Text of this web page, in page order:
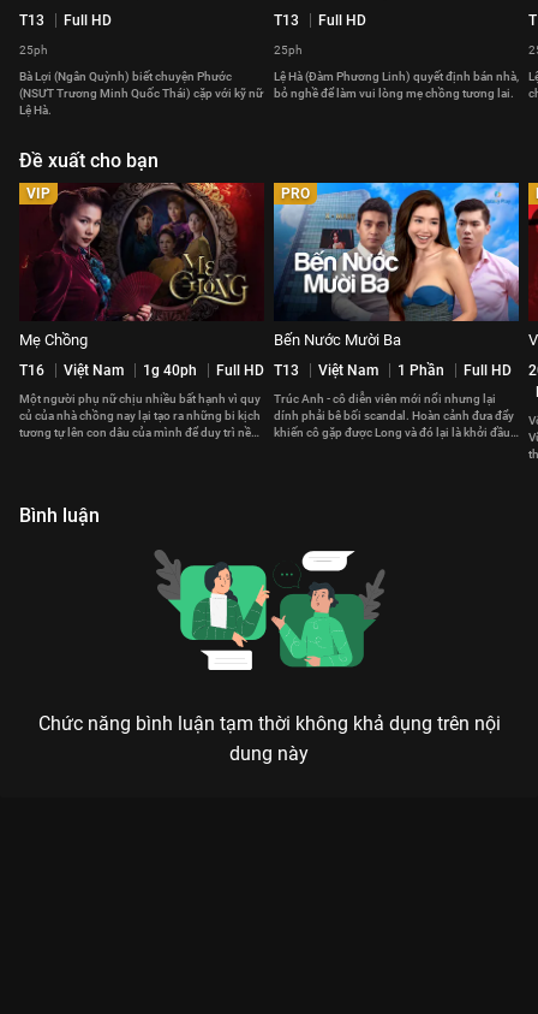
T13 Full HD
25ph
Bà Lợi (Ngân Quỳnh) biết chuyện Phước
(NSƯT Trương Minh Quốc Thái) cặp với kỹ nữ
Lệ Hà.
T13 Full HD
25ph
Lệ Hà (Đàm Phương Linh) quyết định bán nhà,
bỏ nghề để làm vui lòng mẹ chồng tương lai.
Đề xuất cho bạn
VIP
Mẹ Chồng
T16 Việt Nam 1g 40ph Full HD
Một người phụ nữ chịu nhiều bất hạnh vì quy
củ của nhà chồng nay lại tạo ra những bi kịch
tương tự lên con dâu của mình để duy trì nền
PRO
Bến Nước Mười Ba
T13 Việt Nam 1 Phần Full HD
Trúc Anh - cô diễn viên mới nổi nhưng lại
dính phải bê bối scandal. Hoàn cảnh đưa đẩy
khiến cô gặp được Long và đó lại là khởi đầu
Bình luận
Chức năng bình luận tạm thời không khả dụng trên nội
dung này